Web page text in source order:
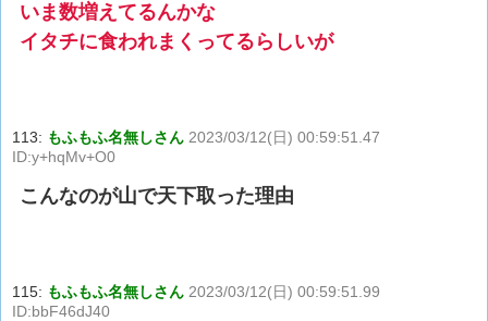
いま数増えてるんかな
イタチに食われまくってるらしいが
113: もふもふ名無しさん 2023/03/12(日) 00:59:51.47
ID:y+hqMv+O0
こんなのが山で天下取った理由
115: もふもふ名無しさん 2023/03/12(日) 00:59:51.99
ID:bbF46dJ40